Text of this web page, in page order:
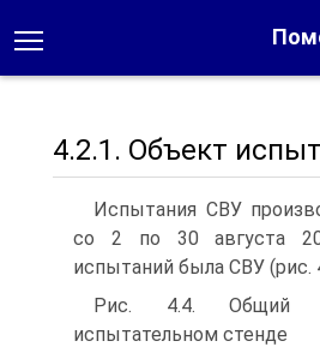
4.2.1. Объект
Испытания СВУ
со 2 по 30 августа
испытаний была СВУ (рис.
Рис. 4.4.
испытательном стенде